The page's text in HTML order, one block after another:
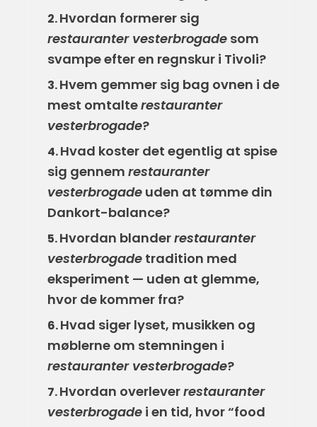
2.Hvordan formerer sig
restauranter vesterbrogadesom
svampe efter en regnskur i Tivoli?
3.Hvem gemmer sig bag ovnen i de
mest omtalterestauranter
vesterbrogade?
4.Hvad koster det egentlig at spise
sig gennem restauranter
vesterbrogadeuden at tømme din
Dankort-balance?
5.Hvordan blanderrestauranter
vesterbrogadetradition med
eksperiment — uden at glemme,
hvor de kommer fra?
6.Hvad siger lyset, musikken og
møblerne om stemningen i
restauranter vesterbrogade?
7.Hvordan overleverrestauranter
vesterbrogadei en tid, hvor “food